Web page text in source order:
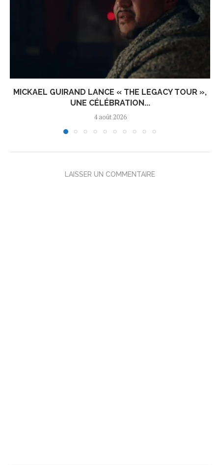
MICKAEL GUIRAND LANCE « THE LEGACY TOUR »,
UNE CÉLÉBRATION...
4 août 2026
LAISSER UN COMMENTAIRE